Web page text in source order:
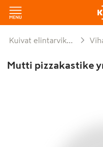
Kuivat elintarvikkeet ja säilykkeet
Mutti pizzakastike